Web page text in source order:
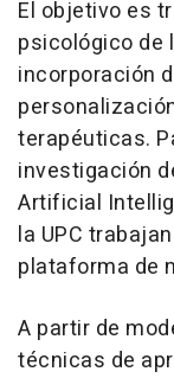
El objetivo es
psicológico de
incorporación
terapéuticas.
investigación
Artificial
la UPC
plataforma de
A partir de
técnicas de